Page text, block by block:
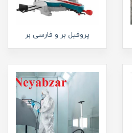
پروفیل بر و فارسی بر